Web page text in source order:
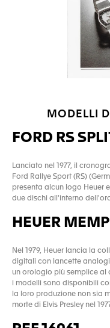
MODELLI
FORD RS
Lanciato nel 1977, il
Ford Rallye Sport (RS)
presenta alcun logo Heuer
due dischi all'interno
HEUER
Nel 1979, Heuer lancia la
digitali con lancette
un orologio più semplice al
i modelli sono disponibili
la loro produzione non sia
morte di Elvis Presley nel